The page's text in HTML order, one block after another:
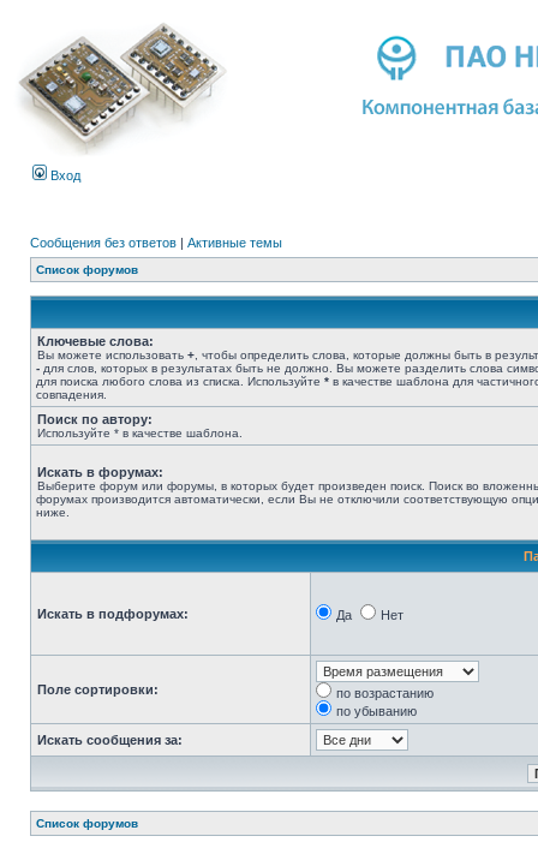
Вход
Сообщения без ответов | Активные темы
Список форумов
Ключевые слова:
Вы можете использовать + , чтобы определить слова, которые должны быть в
- для слов, которых в результатах быть не должно. Вы можете разделить слова
для поиска любого слова из списка. Используйте * в качестве шаблона для
совпадения.
Поиск по автору:
Используйте * в качестве шаблона.
Искать в форумах:
Выберите форум или форумы, в которых будет произведен поиск. Поиск во
форумах производится автоматически, если Вы не отключили соответствующую
ниже.
Искать в подфорумах: Да Нет
Поле сортировки:
по возрастанию
по убыванию
Искать сообщения за:
Список форумов